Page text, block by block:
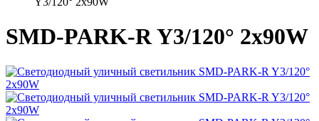
SMD-PARK-R Y3/120° 2х90W